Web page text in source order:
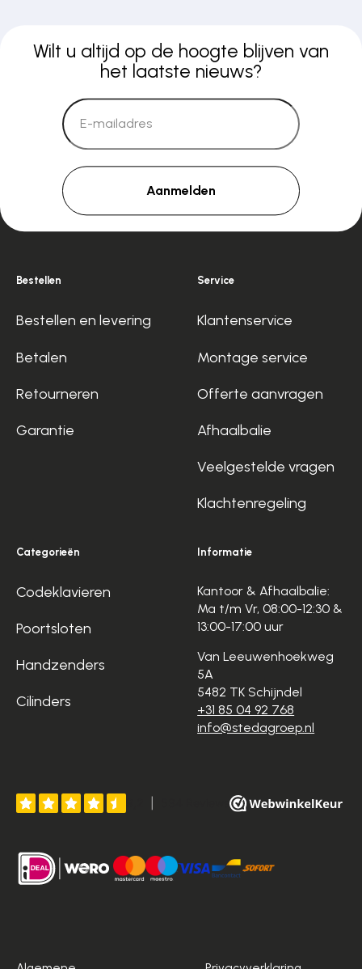
Wilt u altijd op de hoogte blijven van
het laatste nieuws?
Aanmelden
Bestellen
Bestellen en levering
Betalen
Retourneren
Garantie
Service
Klantenservice
Montage service
Offerte aanvragen
Afhaalbalie
Veelgestelde vragen
Klachtenregeling
Categorieën
Codeklavieren
Poortsloten
Handzenders
Cilinders
Informatie
Kantoor & Afhaalbalie:
Ma t/m Vr, 08:00-12:30 &
13:00-17:00 uur
Van Leeuwenhoekweg
5A
5482 TK Schijndel
+31 85 04 92 768
info@stedagroep.nl